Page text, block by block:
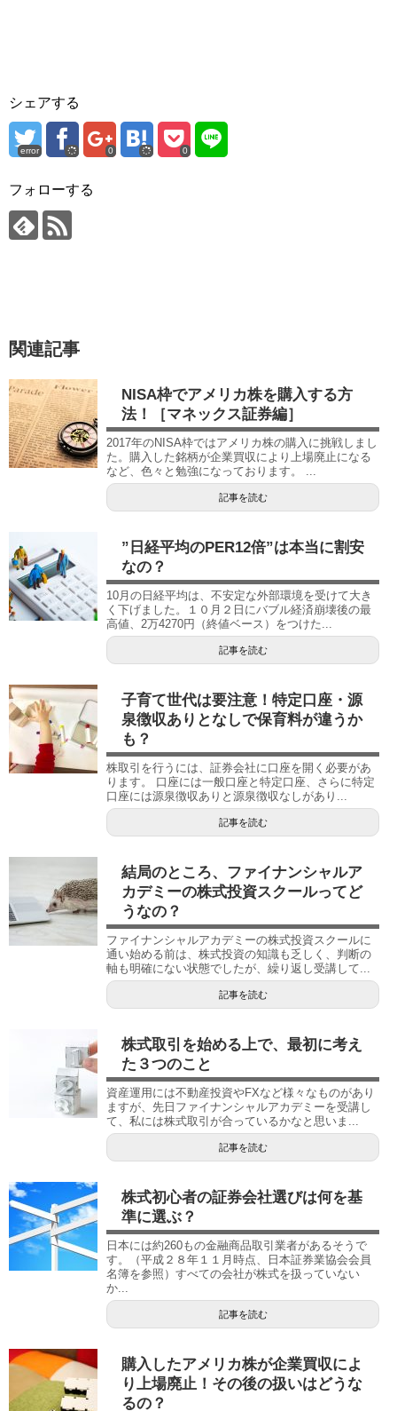
シェアする
error 0 0
フォローする
関連記事
NISA枠でアメリカ株を購入する方
法！［マネックス証券編］
2017年のNISA枠ではアメリカ株の購入に挑戦しまし
た。購入した銘柄が企業買収により上場廃止になる
など、色々と勉強になっております。 ...
記事を読む
”日経平均のPER12倍”は本当に割安
なの？
10月の日経平均は、不安定な外部環境を受けて大き
く下げました。１０月２日にバブル経済崩壊後の最
高値、2万4270円（終値ベース）をつけた...
記事を読む
子育て世代は要注意！特定口座・源
泉徴収ありとなしで保育料が違うか
も？
株取引を行うには、証券会社に口座を開く必要があ
ります。 口座には一般口座と特定口座、さらに特定
口座には源泉徴収ありと源泉徴収なしがあり...
記事を読む
結局のところ、ファイナンシャルア
カデミーの株式投資スクールってど
うなの？
ファイナンシャルアカデミーの株式投資スクールに
通い始める前は、株式投資の知識も乏しく、判断の
軸も明確にない状態でしたが、繰り返し受講して...
記事を読む
株式取引を始める上で、最初に考え
た３つのこと
資産運用には不動産投資やFXなど様々なものがあり
ますが、先日ファイナンシャルアカデミーを受講し
て、私には株式取引が合っているかなと思いま...
記事を読む
株式初心者の証券会社選びは何を基
準に選ぶ？
日本には約260もの金融商品取引業者があるそうで
す。（平成２８年１１月時点、日本証券業協会会員
名簿を参照）すべての会社が株式を扱っていない
か...
記事を読む
購入したアメリカ株が企業買収によ
り上場廃止！その後の扱いはどうな
るの？